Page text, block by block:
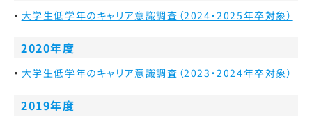
大学生低学年のキャリア意識調査（2024・2025年卒対象）
2020年度
大学生低学年のキャリア意識調査（2023・2024年卒対象）
2019年度